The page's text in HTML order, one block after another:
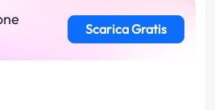
Scarica Gratis